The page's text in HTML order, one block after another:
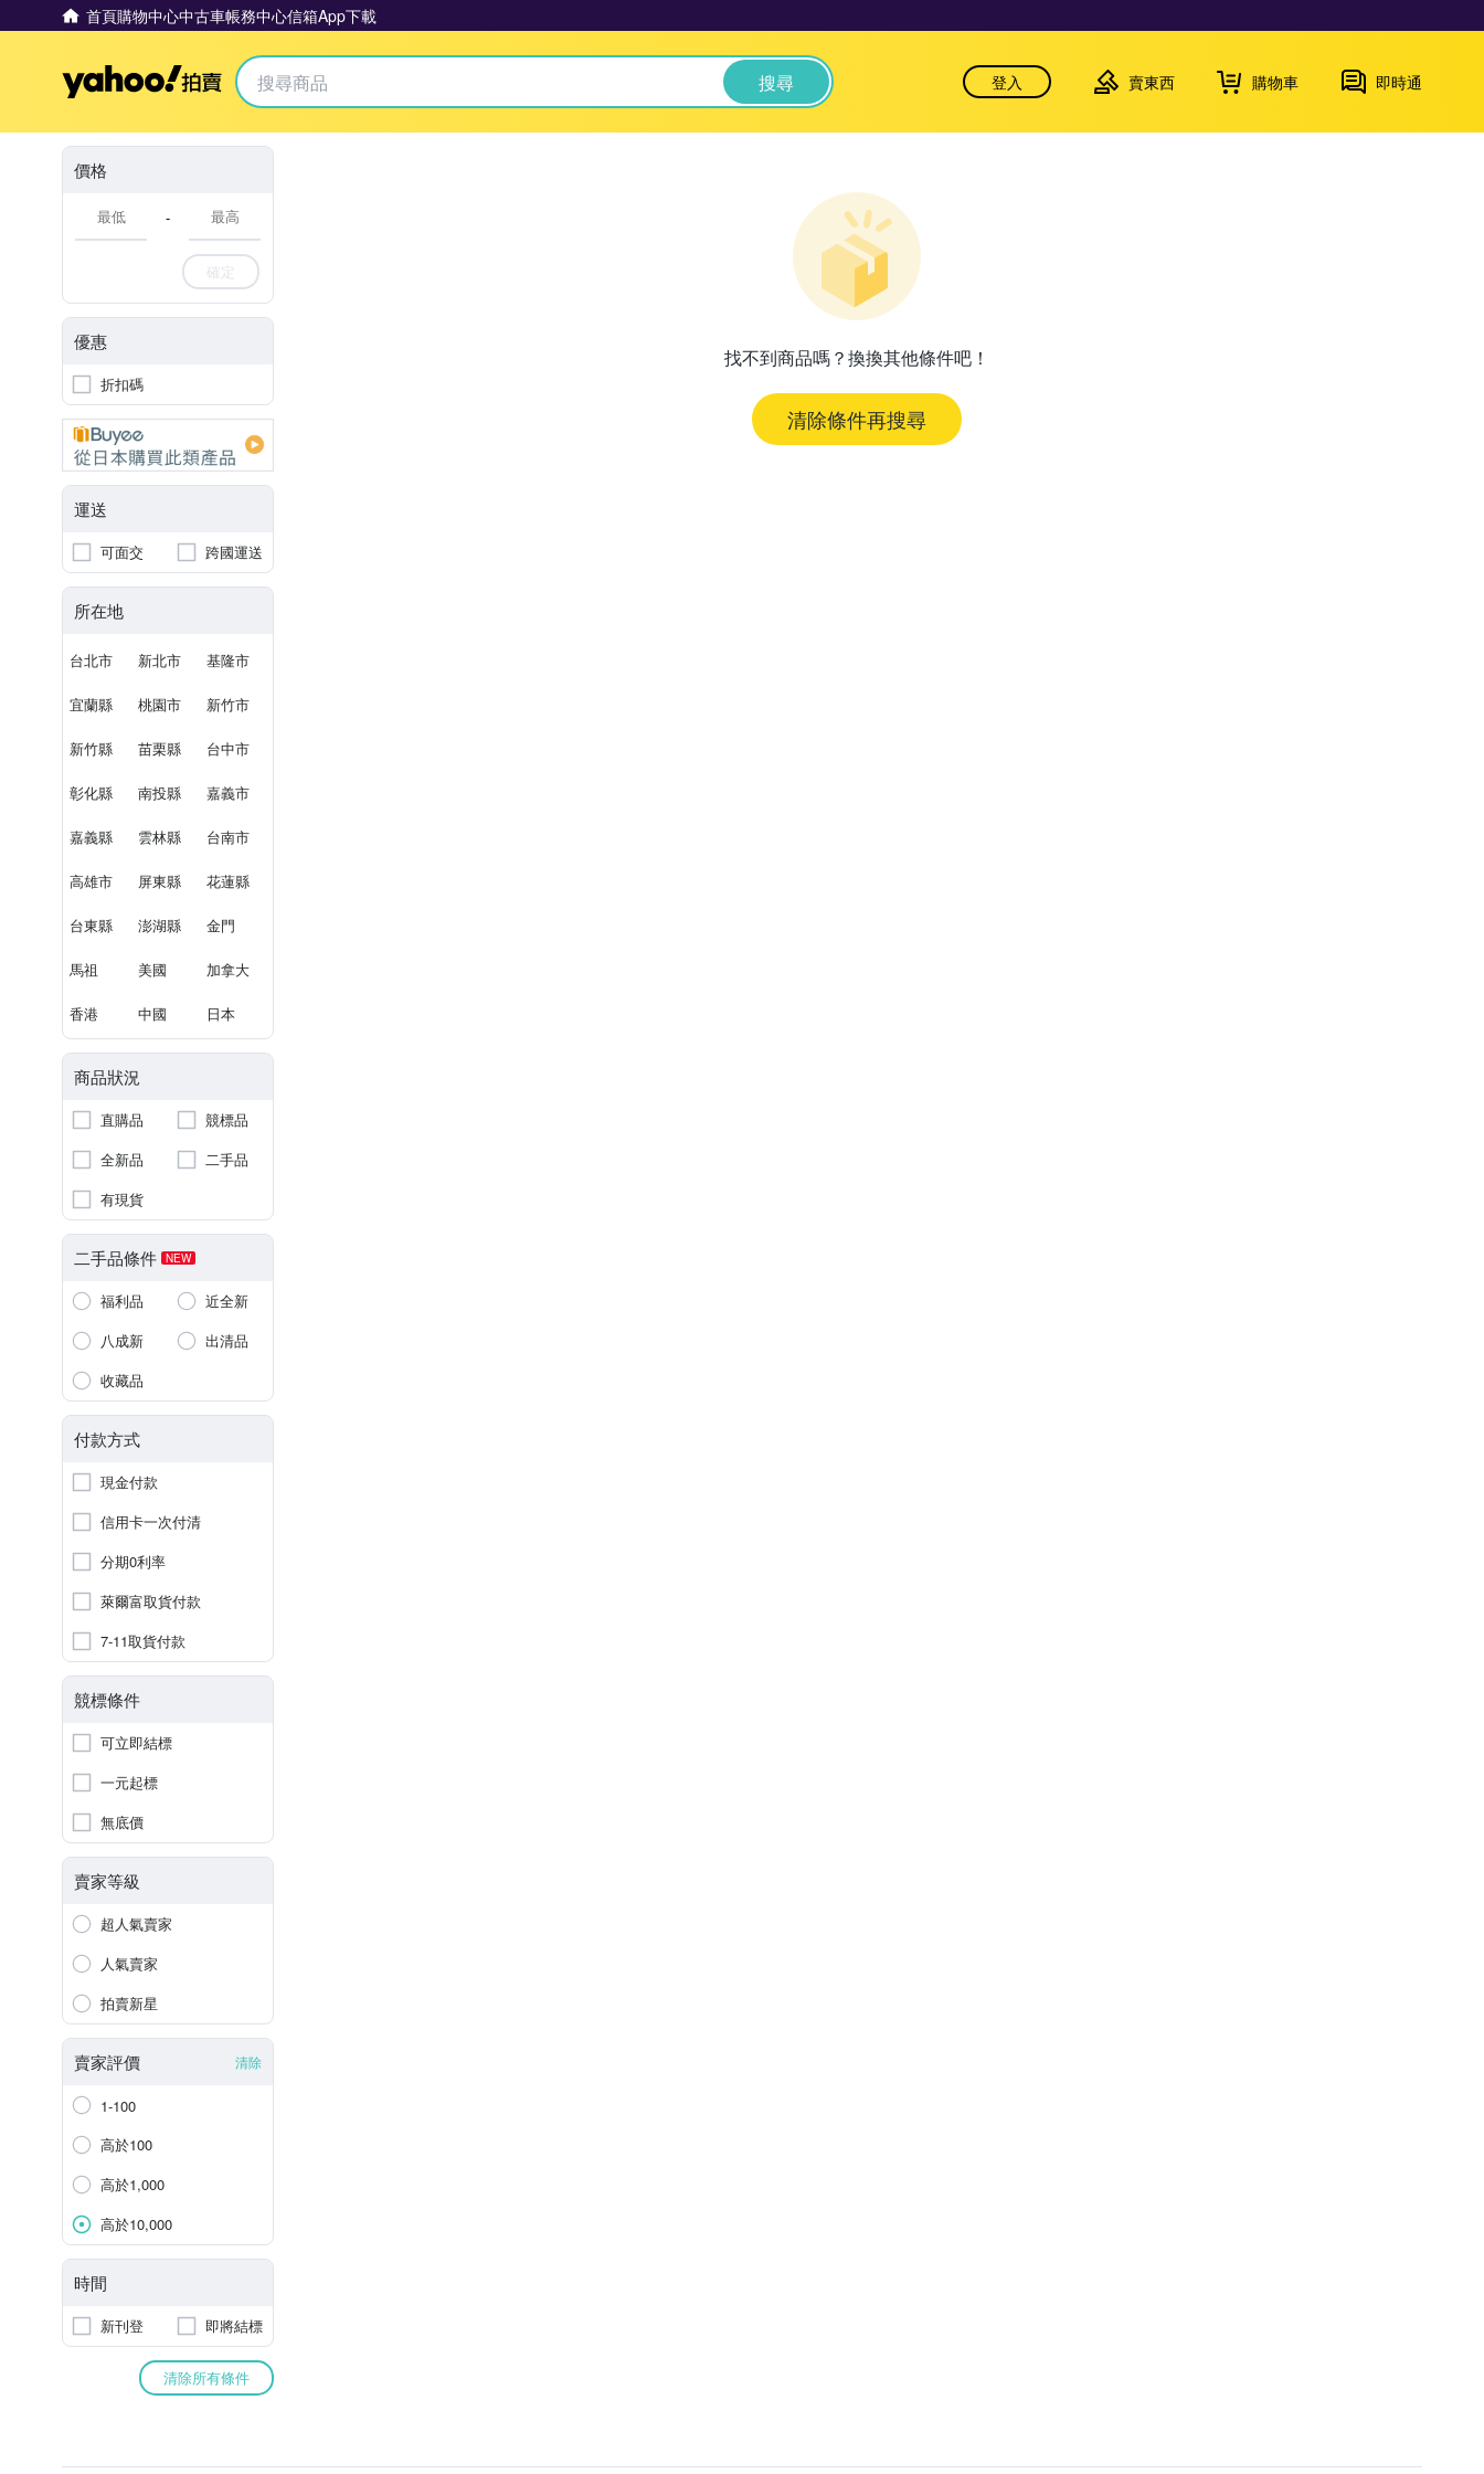
首頁購物中心中古車帳務中心信箱App下載
Yahoo拍賣 搜尋 登入 賣東西 購物車 即時通
價格
-
確定
優惠
折扣碼
運送
可面交 跨國運送
所在地
台北市 新北市 基隆市
宜蘭縣 桃園市 新竹市
新竹縣 苗栗縣 台中市
彰化縣 南投縣 嘉義市
嘉義縣 雲林縣 台南市
高雄市 屏東縣 花蓮縣
台東縣 澎湖縣 金門
馬祖 美國 加拿大
香港 中國 日本
商品狀況
直購品
競標品
全新品
二手品
有現貨
二手品條件 NEW
福利品
近全新
八成新
出清品
收藏品
付款方式
現金付款
信用卡一次付清
分期0利率
萊爾富取貨付款
7-11取貨付款
競標條件
可立即結標
一元起標
無底價
賣家等級
超人氣賣家
人氣賣家
拍賣新星
賣家評價 清除
1-100
高於100
高於1,000
高於10,000
時間
新刊登 即將結標
清除所有條件
找不到商品嗎？換換其他條件吧！
清除條件再搜尋